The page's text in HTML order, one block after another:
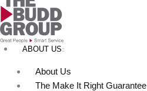
ABOUT US
About Us
The Make It Right Guarantee